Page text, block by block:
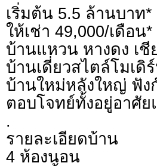
เริ่มต้น 5.5 ล้านบาท*
ให้เช่า 49,000/เดือน*
บ้านแหวน หางดง เชี
บ้านเดี่ยวสไตล์โมเดิ
บ้านใหม่หลังใหญ่ ฟัง
ตอบโจทย์ทั้งอยู่อาศั
.
รายละเอียดบ้าน
4 ห้องนอน